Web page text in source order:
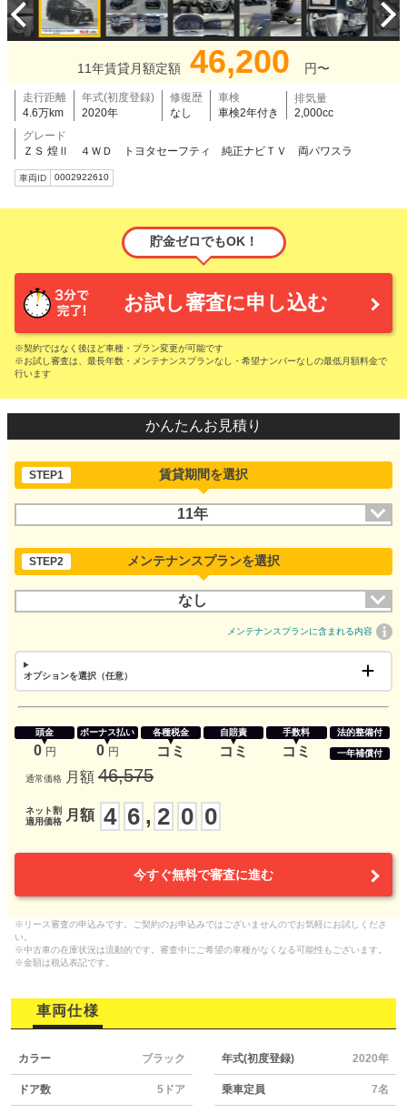
11年賃貸月額定額 46,200 円〜
走行距離
4.6万km
年式(初度登録)
2020年
修復歴
なし
車検
車検2年付き
排気量
2,000cc
グレード
ＺＳ 煌Ⅱ ４ＷＤ トヨタセーフティ 純正ナビＴＶ 両パワスラ
車両ID 0002922610
貯金ゼロでもOK！
お試し審査に申し込む
※契約ではなく後ほど車種・プラン変更が可能です
※お試し審査は、最長年数・メンテナンスプランなし・希望ナンバーなしの最低月額料金で
行います
かんたんお見積り
STEP1 賃貸期間を選択
11年
STEP2 メンテナンスプランを選択
なし
メンテナンスプランに含まれる内容
オプションを選択（任意）
頭金
0 円
ボーナス払い
0 円
各種税金
コミ
自賠責
コミ
手数料
コミ
法的整備付
一年補償付
通常価格 月額 46,575
ネット割
適用価格
月額 4 6 , 2 0 0
今すぐ無料で審査に進む
※リース審査の申込みです。ご契約のお申込みではございませんのでお気軽にお試しくださ
い。
※中古車の在庫状況は流動的です。審査中にご希望の車種がなくなる可能性もございます。
※金額は税込表記です。
車両仕様
カラー ブラック 年式(初度登録) 2020年
ドア数 5ドア 乗車定員 7名